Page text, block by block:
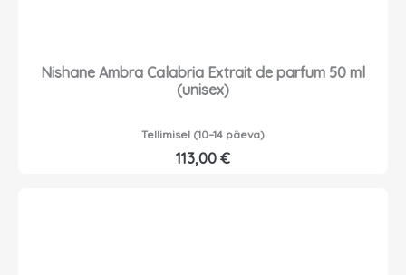
Nishane Ambra Calabria Extrait de parfum 50 ml
(unisex)
Tellimisel (10–14 päeva)
113,00 €